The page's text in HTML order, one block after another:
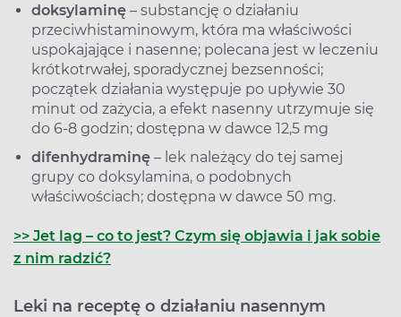
doksylaminę – substancję o działaniu
przeciwhistaminowym, która ma właściwości
uspokajające i nasenne; polecana jest w leczeniu
krótkotrwałej, sporadycznej bezsenności;
początek działania występuje po upływie 30
minut od zażycia, a efekt nasenny utrzymuje się
do 6-8 godzin; dostępna w dawce 12,5 mg
difenhydraminę – lek należący do tej samej
grupy co doksylamina, o podobnych
właściwościach; dostępna w dawce 50 mg.
>> Jet lag – co to jest? Czym się objawia i jak sobie
z nim radzić?
Leki na receptę o działaniu nasennym